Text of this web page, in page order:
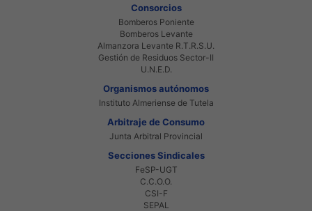
Consorcios
Bomberos Poniente
Bomberos Levante
Almanzora Levante R.T.R.S.U.
Gestión de Residuos Sector-II
U.N.E.D.
Organismos autónomos
Instituto Almeriense de Tutela
Arbitraje de Consumo
Junta Arbitral Provincial
Secciones Sindicales
FeSP-UGT
C.C.O.O.
CSI-F
SEPAL